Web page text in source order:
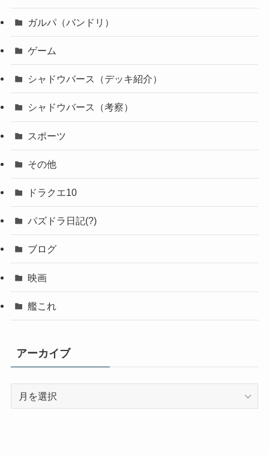
ガルパ（バンドリ）
ゲーム
シャドウバース（デッキ紹介）
シャドウバース（考察）
スポーツ
その他
ドラクエ10
パズドラ日記(?)
ブログ
映画
艦これ
アーカイブ